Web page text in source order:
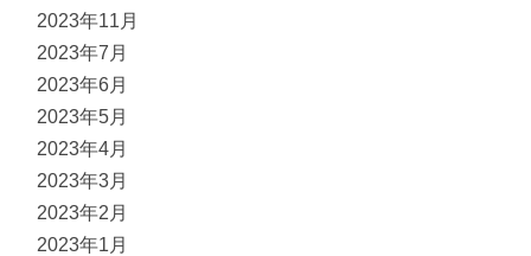
2023年11月
2023年7月
2023年6月
2023年5月
2023年4月
2023年3月
2023年2月
2023年1月